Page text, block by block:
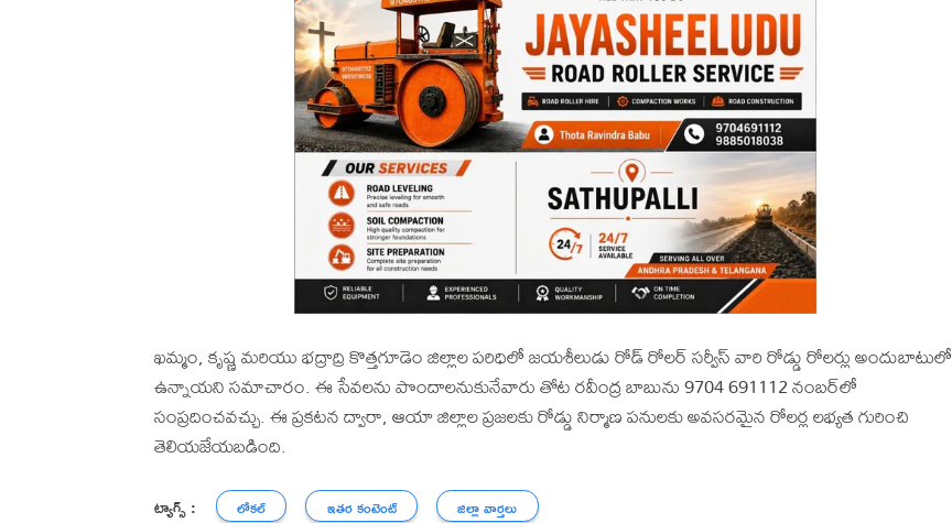
ఖమ్మం, కృష్ణ మరియు భద్రాద్రి కొత్తగూడెం జిల్లాల పరిధిలో జయశీలుడు రోడ్ రోలర్ సర్వీస్ వారి రోడ్డు రోలర్లు అందుబాటులో
ఉన్నాయని సమాచారం. ఈ సేవలను పొందాలనుకునేవారు తోట రవీంద్ర బాబును 9704 691112 నంబర్‌లో
సంప్రదించవచ్చు. ఈ ప్రకటన ద్వారా, ఆయా జిల్లాల ప్రజలకు రోడ్డు నిర్మాణ పనులకు అవసరమైన రోలర్ల లభ్యత గురించి
తెలియజేయబడింది.
ట్యాగ్స్ : లోకల్ ఇతర కంటెంట్ జిల్లా వార్తలు